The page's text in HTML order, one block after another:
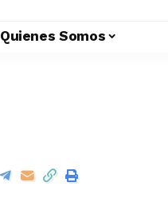
Quienes Somos